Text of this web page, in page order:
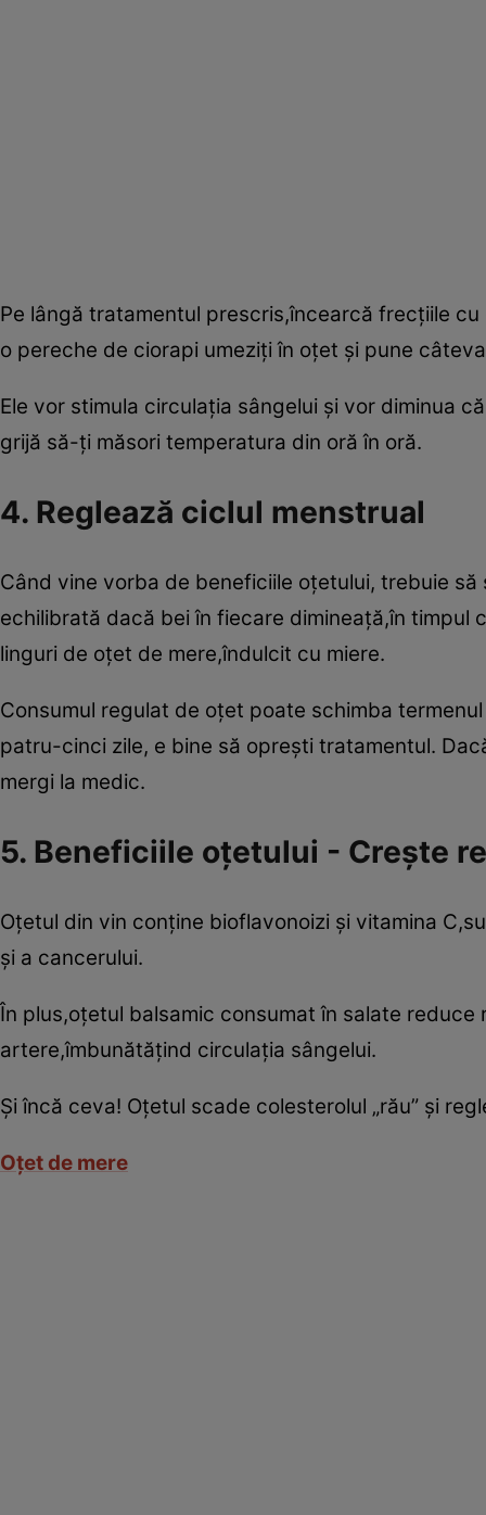
Pe lângă tratamentul prescris,încearcă frecţiile
o pereche de ciorapi umeziţi în oţet şi pune
Ele vor stimula circulaţia sângelui şi vor diminua
grijă să-ţi măsori temperatura din oră în oră.
4. Reglează ciclul menstrual
Când vine vorba de beneficiile oţetului, trebuie
echilibrată dacă bei în fiecare dimineaţă,în
linguri de oţet de mere,îndulcit cu miere.
Consumul regulat de oţet poate schimba
patru-cinci zile, e bine să opreşti tratamentul.
mergi la medic.
5. Beneficiile oţetului - Creşte
Oţetul din vin conţine bioflavonoizi şi vitamina
şi a cancerului.
În plus,oţetul balsamic consumat în salate
artere,îmbunătăţind circulaţia sângelui.
Şi încă ceva! Oţetul scade colesterolul „rău” şi
Oţet de mere